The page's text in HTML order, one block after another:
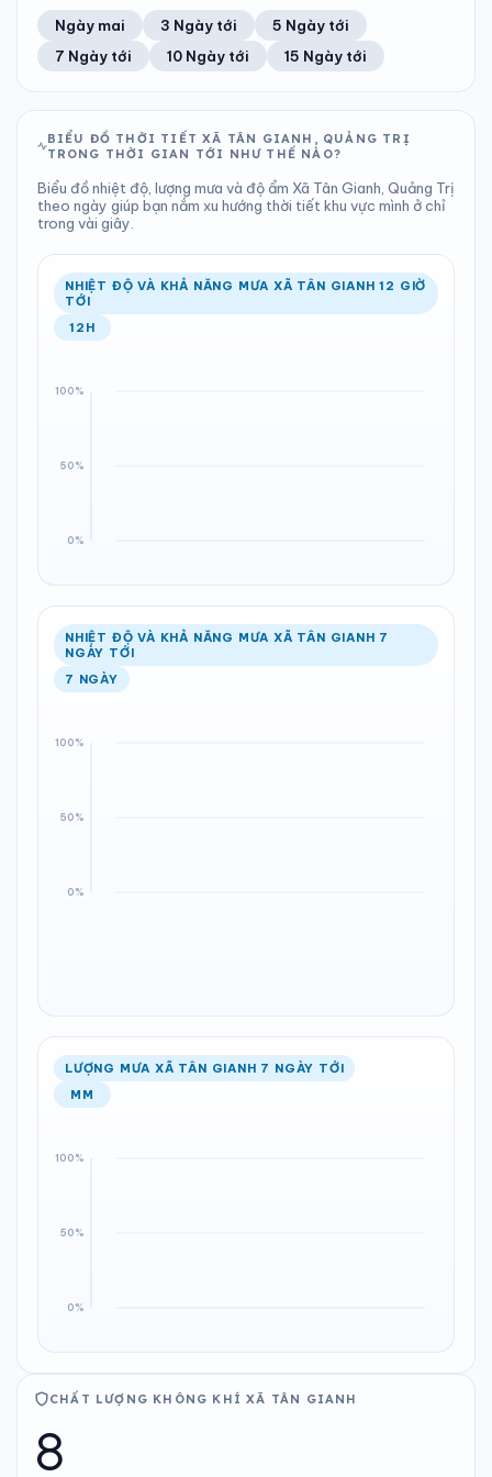
22°C 0%
Khả năng mưa
0 mm
Tổng cả ngày
999 hPa
Bình thường
11
Chỉ số UV
Tốt
Ước lượng
22°C
Ổn định
20%
Khả năng mưa
Trung bình ngày Tốc độ gió
TIA UV TẦM NHÌN
LƯỢNG MƯA
2.79 mm
Tổng cả ngày
ÁP SUẤT
1004 hPa
Bình thường
Ổn định Khả năng mưa
Ngày mai 3 Ngày tới
5 Ngày tới
7 Ngày tới
10 Ngày tới 15 Ngày tới
BIỂU ĐỒ THỜI TIẾT XÃ TÂN GIANH, QUẢNG TRỊ
TRONG THỜI GIAN TỚI NHƯ THẾ NÀO?
Biểu đồ nhiệt độ, lượng mưa và độ ẩm Xã Tân Gianh, Quảng Trị
theo ngày giúp bạn nắm xu hướng thời tiết khu vực mình ở chỉ
trong vài giây.
NHIỆT ĐỘ VÀ KHẢ NĂNG MƯA XÃ TÂN GIANH 12 GIỜ
TỚI
12H
NHIỆT ĐỘ VÀ KHẢ NĂNG MƯA XÃ TÂN GIANH 7
NGÀY TỚI
7 NGÀY
LƯỢNG MƯA XÃ TÂN GIANH 7 NGÀY TỚI
MM
CHẤT LƯỢNG KHÔNG KHÍ XÃ TÂN GIANH
8